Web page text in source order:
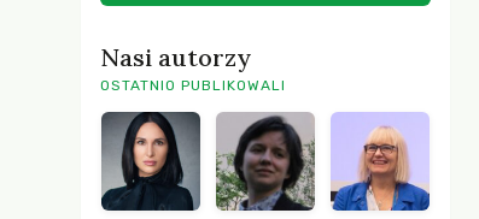
Nasi autorzy
OSTATNIO PUBLIKOWALI